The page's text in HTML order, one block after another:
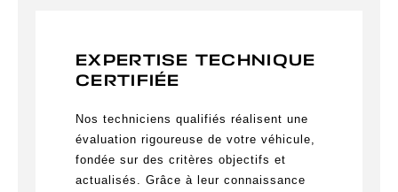
EXPERTISE TECHNIQUE
CERTIFIÉE
Nos techniciens qualifiés réalisent une
évaluation rigoureuse de votre véhicule,
fondée sur des critères objectifs et
actualisés. Grâce à leur connaissance